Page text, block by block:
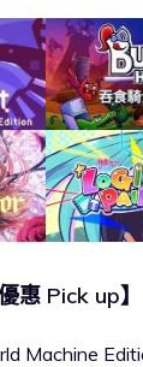
惠 Pick up】
Machine